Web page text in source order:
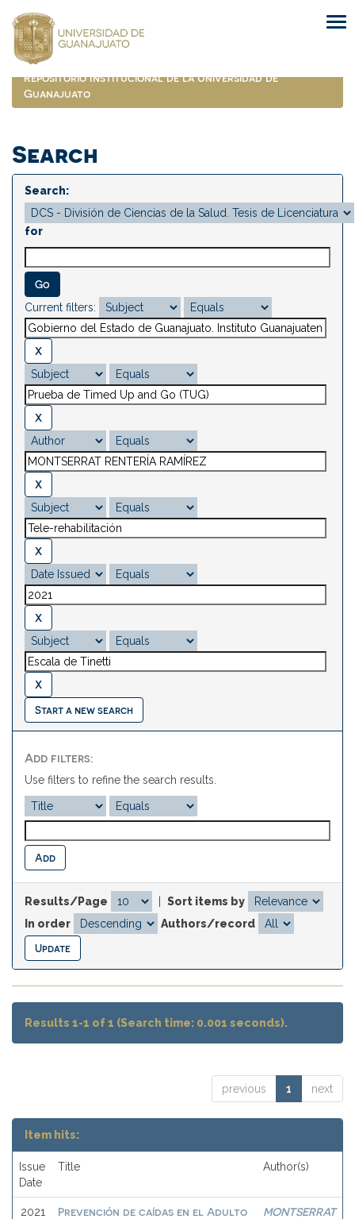
navigation
Repositorio Institucional de la Universidad de
Guanajuato
Search
Search:
for
Current filters:
Start a new search
Add filters:
Use filters to refine the search results.
Results/Page
Sort items by
In order
Authors/record
Results 1-1 of 1 (Search time: 0.001 seconds).
previous 1 next
Item hits:
Issue
Date
Title Author(s)
2021
Prevención de caídas en el Adulto
MONTSERRAT